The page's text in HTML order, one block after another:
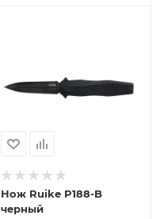
Нож Ruike P188-B
черный